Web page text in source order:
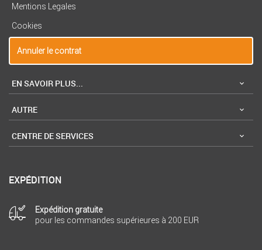
Mentions Legales
Cookies
Annuler le contrat
EN SAVOIR PLUS...
AUTRE
CENTRE DE SERVICES
EXPÉDITION
Expédition gratuite
pour les commandes supérieures à 200 EUR